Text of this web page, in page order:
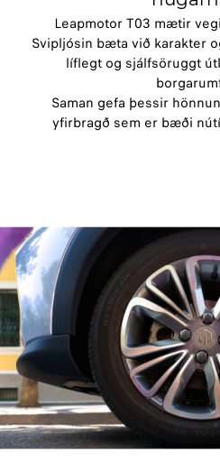
Leapmotor T03 mætir
Svipljósin bæta við karakter
líflegt og sjálfsöruggt
Saman gefa þessir
yfirbragð sem er bæði